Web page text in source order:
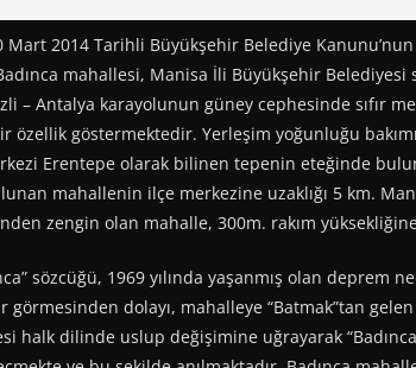
Mart 2014 Tarihli Büyükşehir Belediye
mahallesi, Manisa İli Büyükşehir Belediyesi
– Antalya karayolunun güney cephesinde sıfır
özellik göstermektedir. Yerleşim yoğunluğu
Erentepe olarak bilinen tepenin eteğinde
mahallenin ilçe merkezine uzaklığı 5 km.
zengin olan mahalle, 300m. rakım
sözcüğü, 1969 yılında yaşanmış olan deprem
dolayı, mahalleye “Batmak”tan gelen
halk dilinde uslup değişimine uğrayarak